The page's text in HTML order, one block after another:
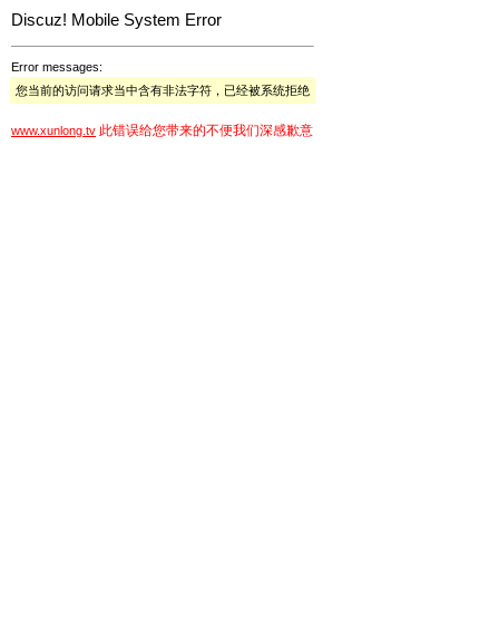
Discuz! Mobile System Error
Error messages:
您当前的访问请求当中含有非法字符，已经被系统拒绝
www.xunlong.tv 此错误给您带来的不便我们深感歉意